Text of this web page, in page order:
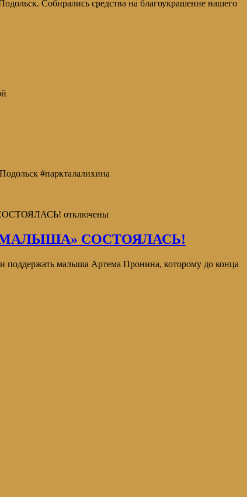
Собирались средства на благоукрашение нашего
#паркталалихина
отключены
СОСТОЯЛАСЬ!
поддержать малыша Артема Пронина, которому до конца